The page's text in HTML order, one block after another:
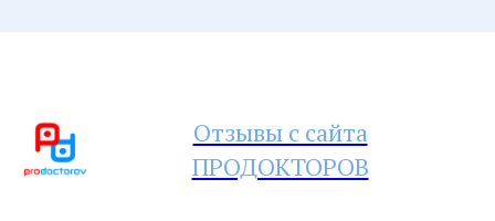
Отзывы с сайта
ПРОДОКТОРОВ